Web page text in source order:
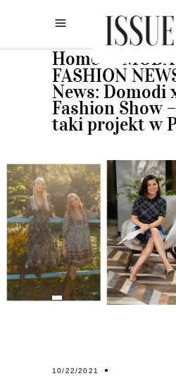
Home MODA
FASHION
News: Domodi
Fashion Show
taki projekt w
10/22/2021